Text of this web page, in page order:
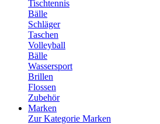
Tischtennis
Bälle
Schläger
Taschen
Volleyball
Bälle
Wassersport
Brillen
Flossen
Zubehör
Marken
Zur Kategorie Marken